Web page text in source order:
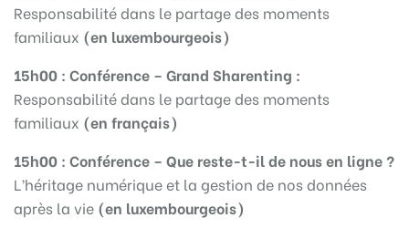
Responsabilité dans le partage des moments
familiaux (en luxembourgeois)
15h00 : Conférence – Grand Sharenting :
Responsabilité dans le partage des moments
familiaux (en français)
15h00 : Conférence – Que reste-t-il de nous en ligne ?
L’héritage numérique et la gestion de nos données
après la vie (en luxembourgeois)